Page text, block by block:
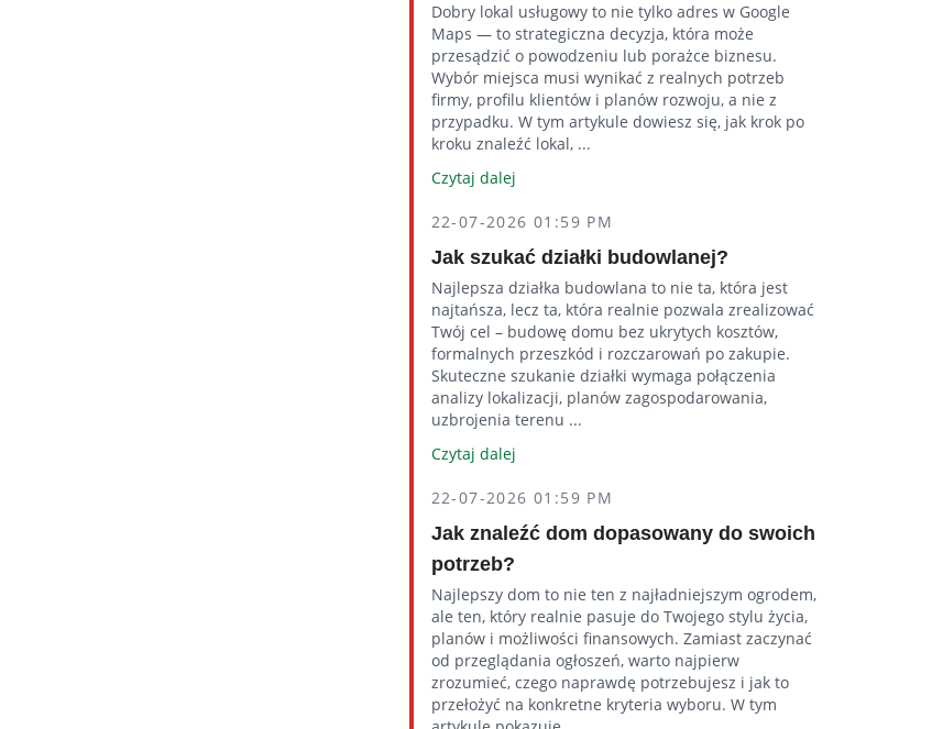
Dobry lokal usługowy to nie tylko adres w Google
Maps — to strategiczna decyzja, która może
przesądzić o powodzeniu lub porażce biznesu.
Wybór miejsca musi wynikać z realnych potrzeb
firmy, profilu klientów i planów rozwoju, a nie z
przypadku. W tym artykule dowiesz się, jak krok po
kroku znaleźć lokal, ...
Czytaj dalej
22-07-2026 01:59 PM
Jak szukać działki budowlanej?
Najlepsza działka budowlana to nie ta, która jest
najtańsza, lecz ta, która realnie pozwala zrealizować
Twój cel – budowę domu bez ukrytych kosztów,
formalnych przeszkód i rozczarowań po zakupie.
Skuteczne szukanie działki wymaga połączenia
analizy lokalizacji, planów zagospodarowania,
uzbrojenia terenu ...
Czytaj dalej
22-07-2026 01:59 PM
Jak znaleźć dom dopasowany do swoich
potrzeb?
Najlepszy dom to nie ten z najładniejszym ogrodem,
ale ten, który realnie pasuje do Twojego stylu życia,
planów i możliwości finansowych. Zamiast zaczynać
od przeglądania ogłoszeń, warto najpierw
zrozumieć, czego naprawdę potrzebujesz i jak to
przełożyć na konkretne kryteria wyboru. W tym